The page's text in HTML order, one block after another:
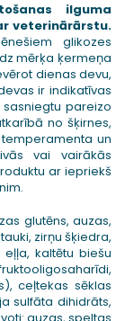
ilguma
veterinārārstu.
glikozes
mērķa ķermeņa
dienas devu,
ir indikatīvas
pareizo
no šķirnes,
un
vai vairākās
ar iepriekš
glutēns, auzas,
zirņu šķiedra,
kaltētu biešu
ceļtekas sēklas
sulfāta dihidrāts,